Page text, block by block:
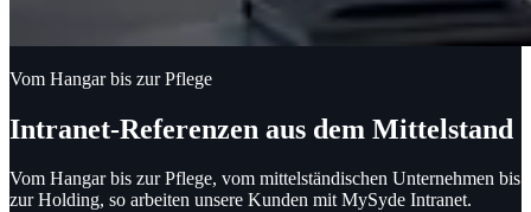
Vom Hangar bis zur Pflege
Intranet-Referenzen aus dem Mittelstand
Vom Hangar bis zur Pflege, vom mittelständischen Unternehmen bis
zur Holding, so arbeiten unsere Kunden mit MySyde Intranet.